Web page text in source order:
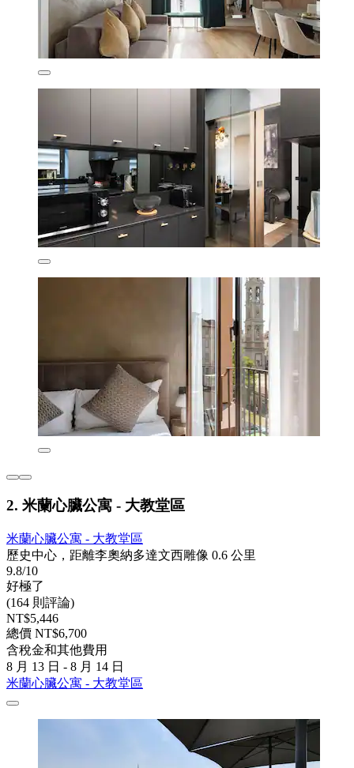
2. 米蘭心臟公寓 - 大教堂區
米蘭心臟公寓 - 大教堂區
歷史中心，距離李奧納多達文西雕像 0.6 公里
9.8/10
好極了
(164 則評論)
NT$5,446
總價 NT$6,700
含稅金和其他費用
8 月 13 日 - 8 月 14 日
米蘭心臟公寓 - 大教堂區